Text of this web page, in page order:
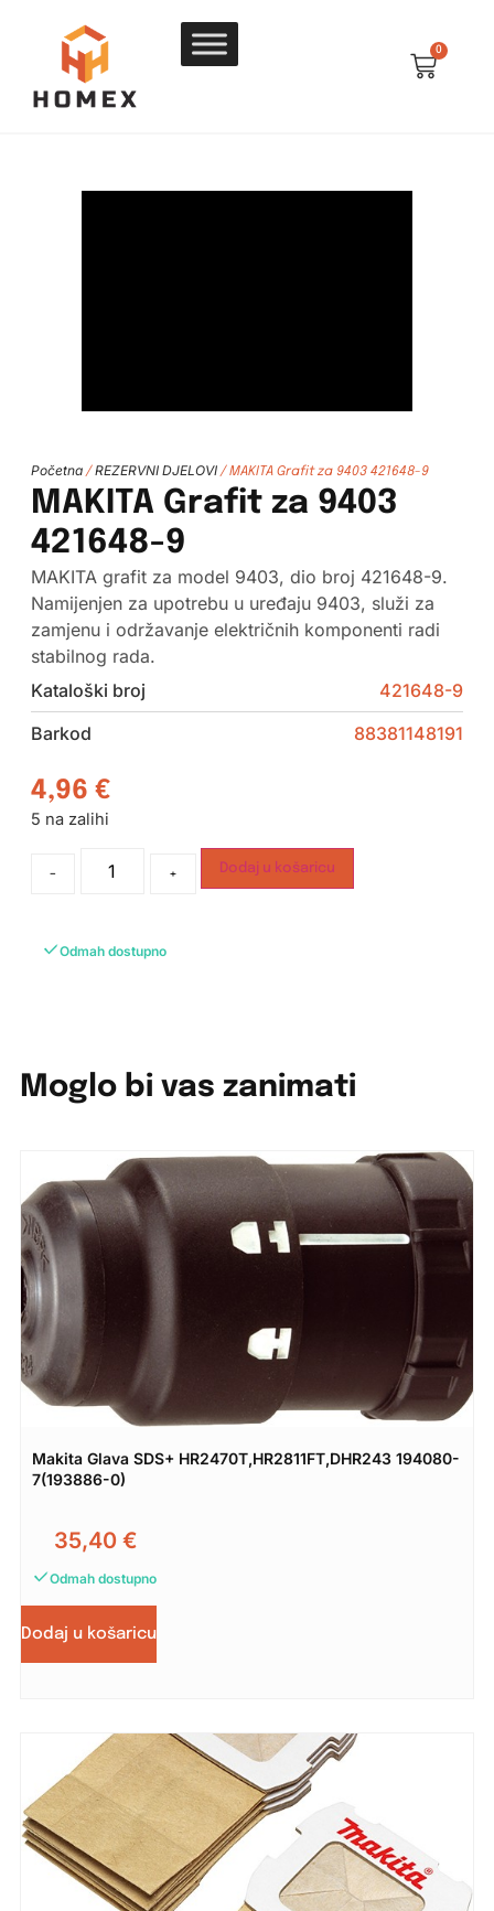
0
Početna/ REZERVNI DJELOVI/ MAKITA Grafit za 9403 421648-9
MAKITA Grafit za 9403
421648-9
MAKITA grafit za model 9403, dio broj 421648-9.
Namijenjen za upotrebu u uređaju 9403, služi za
zamjenu i održavanje električnih komponenti radi
stabilnog rada.
Kataloški broj
421648-9
Barkod
88381148191
4,96 €
5 na zalihi
- + Dodaj u košaricu
Odmah dostupno
Moglo bi vas zanimati
Makita Glava SDS+ HR2470T,HR2811FT,DHR243 194080-
7(193886-0)
35,40 €
Odmah dostupno
Dodaj u košaricu